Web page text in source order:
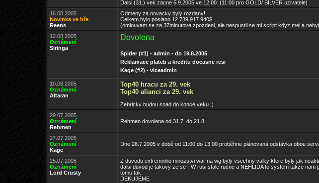
Dalsi (31.) vek zacne 5.9.2005 ve 12:00. (11:00 pro GOLD/ SILVER uzivatele)
16.08.2005
Novinka ve hře
Reens
Odmeny za novacky byly rozdany!
Celkem bylo poslano 12 739 917 940$
(omlouvam se za 37minutove zpozdeni, ale nespustil se mi script kdyz mel a
12.08.2005
Oznámení
Siringa
Dovolena
Spider (#1) - admin - do 19.8.2005
Reklamace plateb a kreditu docasne resi
Kage (#2) - viceadmin
10.08.2005
Oznámení
Altaran
Top40 hracu za 29. vek
Top40 alianci za 29. vek
Zebricky budou snad do konce veku ;)
29.07.2005
Oznámení
Rehmen
Rehmen dovolena od 31.7. do 21.8.
27.07.2005
Oznámení
Kage
Dne 28.7.2005 v době od 11:00 do 13:00 proběhne plánovaná odstávka obou
25.07.2005
Oznámení
Lord Crusty
Z duvodu extremniho mnozstvi war na wg byly vsechny valky ktere byly jak
dalsi duvod je takovy ze se FW rusi stale rucne a NEHLIDA to system takze
tomu tak.
DEKUJEME